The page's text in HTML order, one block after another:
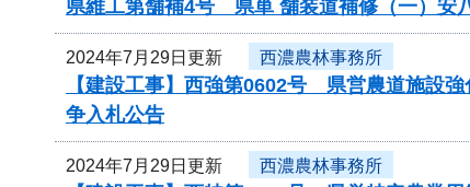
県維工第舗補4号 県単 舗装道補修（一）安
2024年7月29日更新 西濃農林事務所
【建設工事】西強第0602号 県営農道施設
争入札公告
2024年7月29日更新 西濃農林事務所